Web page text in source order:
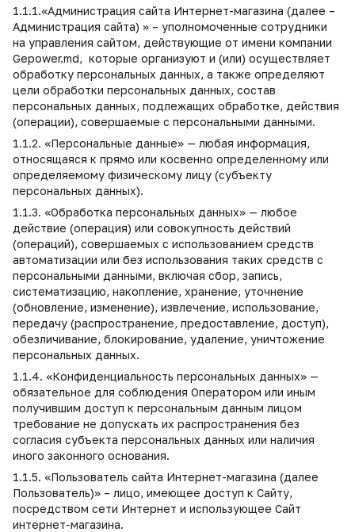
1.1.1.«Администрация сайта Интернет-магазина (далее –
Администрация сайта) » – уполномоченные сотрудники
на управления сайтом, действующие от имени компании
Gepower.md, которые организуют и (или) осуществляет
обработку персональных данных, а также определяют
цели обработки персональных данных, состав
персональных данных, подлежащих обработке, действия
(операции), совершаемые с персональными данными.
1.1.2. «Персональные данные» — любая информация,
относящаяся к прямо или косвенно определенному или
определяемому физическому лицу (субъекту
персональных данных).
1.1.3. «Обработка персональных данных» — любое
действие (операция) или совокупность действий
(операций), совершаемых с использованием средств
автоматизации или без использования таких средств с
персональными данными, включая сбор, запись,
систематизацию, накопление, хранение, уточнение
(обновление, изменение), извлечение, использование,
передачу (распространение, предоставление, доступ),
обезличивание, блокирование, удаление, уничтожение
персональных данных.
1.1.4. «Конфиденциальность персональных данных» —
обязательное для соблюдения Оператором или иным
получившим доступ к персональным данным лицом
требование не допускать их распространения без
согласия субъекта персональных данных или наличия
иного законного основания.
1.1.5. «Пользователь сайта Интернет-магазина (далее
Пользователь)» – лицо, имеющее доступ к Сайту,
посредством сети Интернет и использующее Сайт
интернет-магазина.